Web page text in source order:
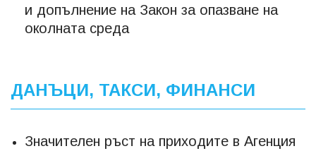
и допълнение на Закон за опазване на
околната среда
ДАНЪЦИ, ТАКСИ, ФИНАНСИ
Значителен ръст на приходите в Агенция